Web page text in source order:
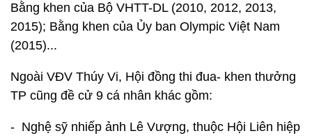
Bằng khen của Bộ VHTT-DL (2010, 2012, 2013,
2015); Bằng khen của Ủy ban Olympic Việt Nam
(2015)...
Ngoài VĐV Thúy Vi, Hội đồng thi đua- khen thưởng
TP cũng đề cử 9 cá nhân khác gồm:
- Nghệ sỹ nhiếp ảnh Lê Vượng, thuộc Hội Liên hiệp